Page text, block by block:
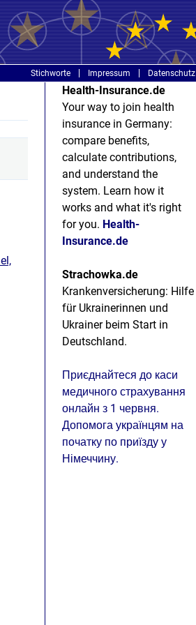
Stichworte Impressum Datenschutz
Health-Insurance.de
Your way to join health
insurance in Germany:
compare benefits,
calculate contributions,
and understand the
system. Learn how it
works and what it's right
for you. Health-
Insurance.de
Strachowka.de
Krankenversicherung: Hilfe
für Ukrainerinnen und
Ukrainer beim Start in
Deutschland.
Приєднайтеся до каси
медичного страхування
онлайн з 1 червня.
Допомога українцям на
початку по приїзду у
Німеччину.